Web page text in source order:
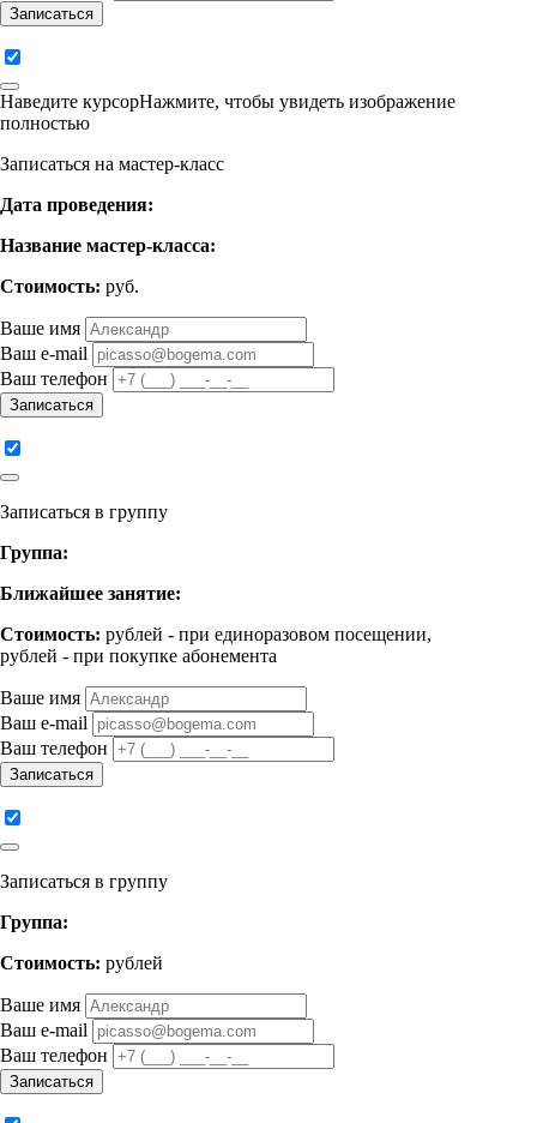
Записаться
Наведите курсорНажмите, чтобы увидеть изображение
полностью
Записаться на мастер-класс
Дата проведения:
Название мастер-класса:
Стоимость: руб.
Ваше имя
Ваш e-mail
Ваш телефон
Записаться
Записаться в группу
Группа:
Ближайшее занятие:
Стоимость: рублей - при единоразовом посещении,
рублей - при покупке абонемента
Ваше имя
Ваш e-mail
Ваш телефон
Записаться
Записаться в группу
Группа:
Стоимость: рублей
Ваше имя
Ваш e-mail
Ваш телефон
Записаться